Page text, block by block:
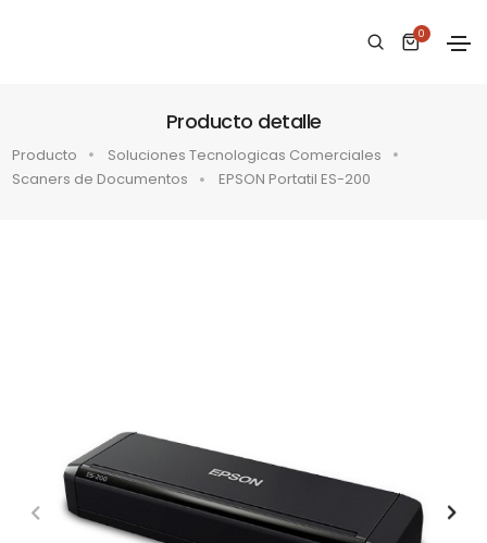
0
Producto detalle
Producto
Soluciones Tecnologicas Comerciales
Scaners de Documentos
EPSON Portatil ES-200